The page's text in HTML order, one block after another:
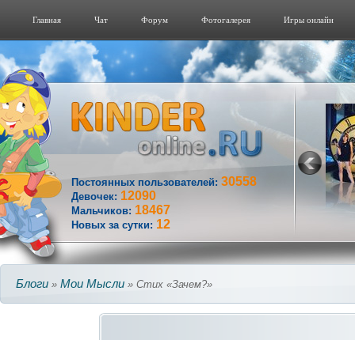
Главная Чат Форум Фотогалерeя Игры онлайн
Постоянных пользователей: 30558
Девочек: 12090
Мальчиков: 18467
Новых за сутки: 12
Блоги » Мои Мысли » Стих «Зачем?»